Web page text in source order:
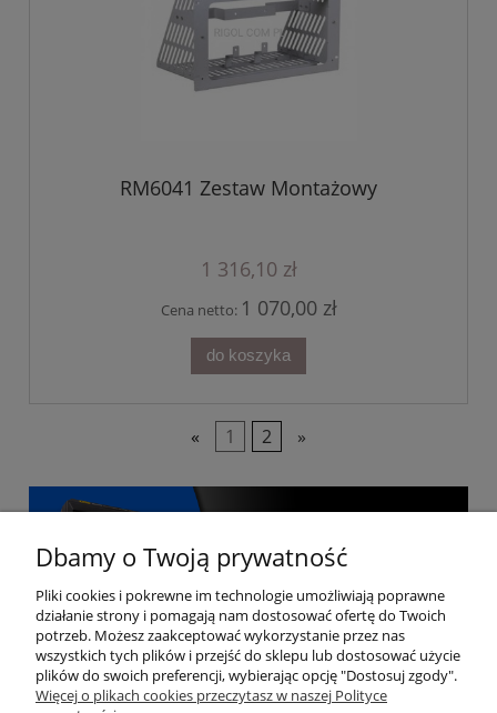
RM6041 Zestaw Montażowy
1 316,10 zł
Cena netto: 1 070,00 zł
do koszyka
« 1 2 »
Dbamy o Twoją prywatność
Pliki cookies i pokrewne im technologie umożliwiają poprawne
działanie strony i pomagają nam dostosować ofertę do Twoich
potrzeb. Możesz zaakceptować wykorzystanie przez nas
wszystkich tych plików i przejść do sklepu lub dostosować użycie
plików do swoich preferencji, wybierając opcję "Dostosuj zgody".
Więcej o plikach cookies przeczytasz w naszej Polityce